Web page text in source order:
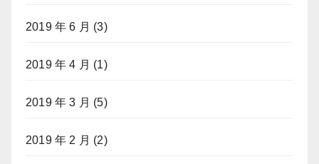
2019 年 6 月 (3)
2019 年 4 月 (1)
2019 年 3 月 (5)
2019 年 2 月 (2)